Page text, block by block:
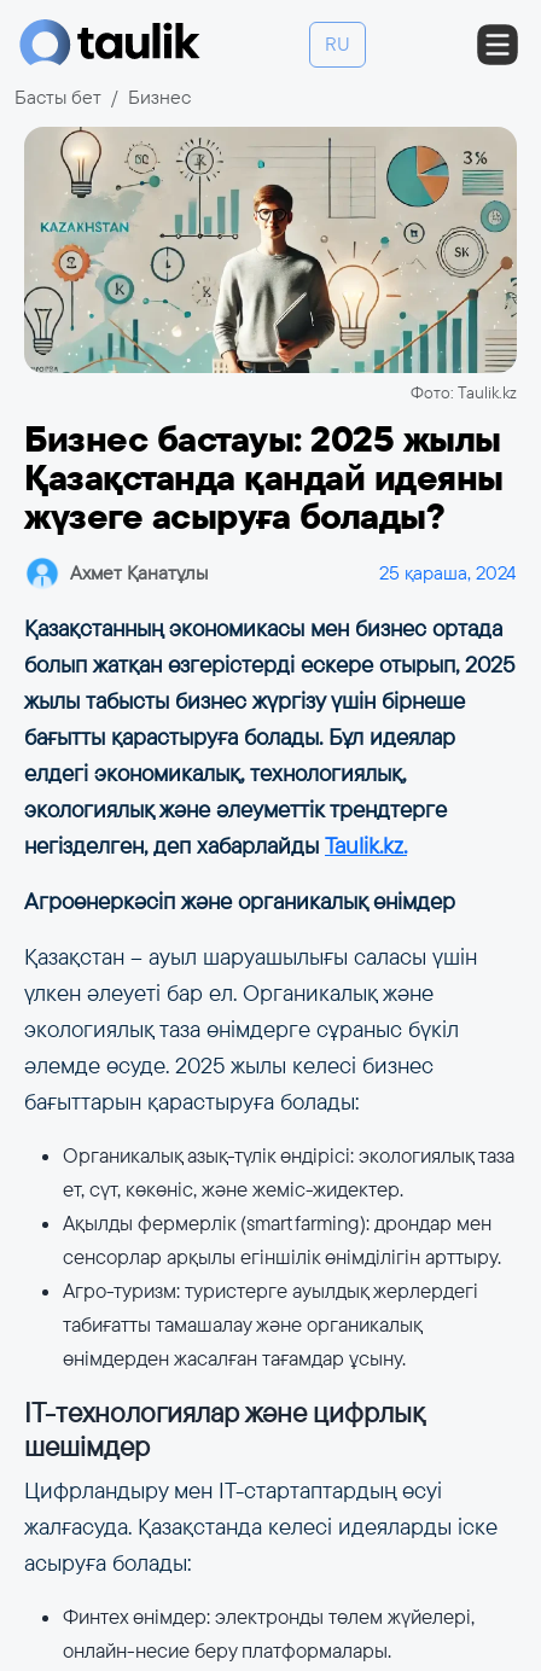
RU
Басты бет Бизнес
Фото: Taulik.kz
Бизнес бастауы: 2025 жылы
Қазақстанда қандай идеяны
жүзеге асыруға болады?
Ахмет Қанатұлы 25 қараша, 2024
Қазақстанның экономикасы мен бизнес ортада
болып жатқан өзгерістерді ескере отырып, 2025
жылы табысты бизнес жүргізу үшін бірнеше
бағытты қарастыруға болады. Бұл идеялар
елдегі экономикалық, технологиялық,
экологиялық және әлеуметтік трендтерге
негізделген, деп хабарлайды Taulik.kz.
Агроөнеркәсіп және органикалық өнімдер
Қазақстан – ауыл шаруашылығы саласы үшін
үлкен әлеуеті бар ел. Органикалық және
экологиялық таза өнімдерге сұраныс бүкіл
әлемде өсуде. 2025 жылы келесі бизнес
бағыттарын қарастыруға болады:
Органикалық азық-түлік өндірісі: экологиялық таза
ет, сүт, көкөніс, және жеміс-жидектер.
Ақылды фермерлік (smart farming): дрондар мен
сенсорлар арқылы егіншілік өнімділігін арттыру.
Агро-туризм: туристерге ауылдық жерлердегі
табиғатты тамашалау және органикалық
өнімдерден жасалған тағамдар ұсыну.
IT-технологиялар және цифрлық
шешімдер
Цифрландыру мен IT-стартаптардың өсуі
жалғасуда. Қазақстанда келесі идеяларды іске
асыруға болады:
Финтех өнімдер: электронды төлем жүйелері,
онлайн-несие беру платформалары.